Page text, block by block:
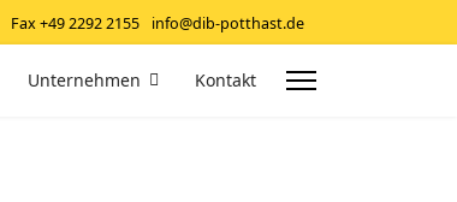
Fax +49 2292 2155 info@dib-potthast.de
Unternehmen Kontakt